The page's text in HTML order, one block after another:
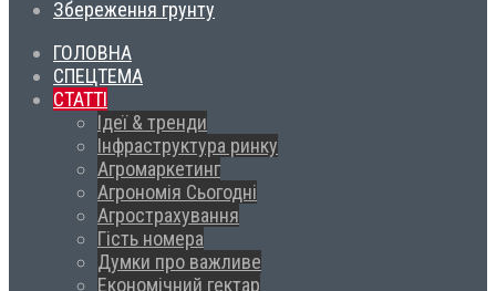
Збереження грунту
ГОЛОВНА
СПЕЦТЕМА
СТАТТІ
Ідеї & тренди
Інфраструктура ринку
Агромаркетинг
Агрономія Сьогодні
Агрострахування
Гість номера
Думки про важливе
Економічний гектар